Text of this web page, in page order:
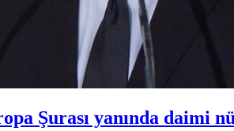
Şurası yanında daimi